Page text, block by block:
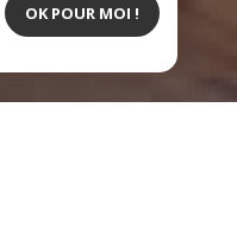
OK POUR MOI !